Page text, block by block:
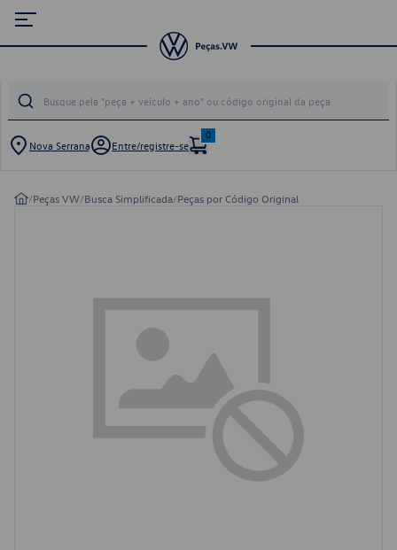
Nova Serrana Entre/registre-se
0
/Peças VW/Busca Simplificada/Peças por Código Original